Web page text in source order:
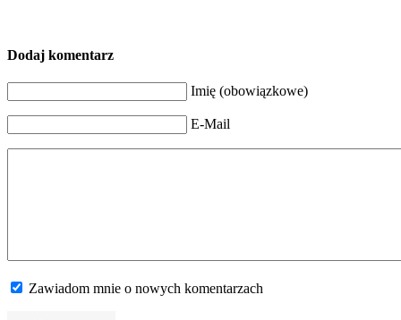
Dodaj komentarz
Imię (obowiązkowe)
E-Mail
Zawiadom mnie o nowych komentarzach